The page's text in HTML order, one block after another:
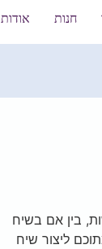
חנות אודות
בין אם בשיח
ליצור שיח